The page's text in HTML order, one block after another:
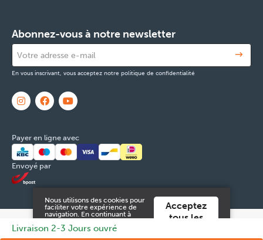
Livraison 2-3 Jours ouvré
Abonnez-vous à notre newsletter
En vous inscrivant, vous acceptez notre politique de confidentialité
Payer en ligne avec
Envoyé par
© 2026 FOX & Cie Numéro d'entreprise: 0551.965.335
byTilroy.
Nous utilisons des cookies pour
faciliter votre expérience de
navigation. En continuant à
acceptez ces.
Acceptez
tous les